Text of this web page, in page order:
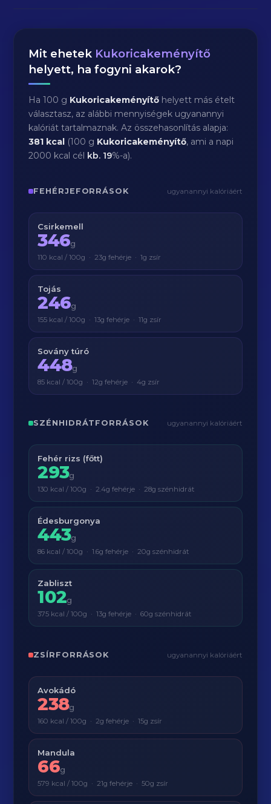
Mit ehetek Kukoricakeményítő
helyett, ha fogyni akarok?
Ha 100 g Kukoricakeményítő helyett más ételt
választasz, az alábbi mennyiségek ugyanannyi
kalóriát tartalmaznak. Az összehasonlítás alapja:
381 kcal (100 g Kukoricakeményítő, ami a napi
2000 kcal cél kb. 19%-a).
FEHÉRJEFORRÁSOK ugyanannyi kalóriáért
Csirkemell
346g
110 kcal / 100g · 23g fehérje · 1g zsír
Tojás
246g
155 kcal / 100g · 13g fehérje · 11g zsír
Sovány túró
448g
85 kcal / 100g · 12g fehérje · 4g zsír
SZÉNHIDRÁTFORRÁSOK ugyanannyi kalóriáért
Fehér rizs (főtt)
293g
130 kcal / 100g · 2.4g fehérje · 28g szénhidrát
Édesburgonya
443g
86 kcal / 100g · 1.6g fehérje · 20g szénhidrát
Zabliszt
102g
375 kcal / 100g · 13g fehérje · 60g szénhidrát
ZSÍRFORRÁSOK ugyanannyi kalóriáért
Avokádó
238g
160 kcal / 100g · 2g fehérje · 15g zsír
Mandula
66g
579 kcal / 100g · 21g fehérje · 50g zsír